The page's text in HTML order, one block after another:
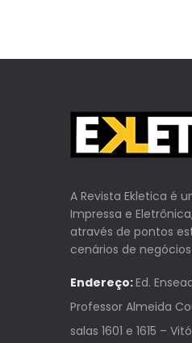
A Revista Ekletica é
Impressa e
através de pontos
cenários de
Endereço:Ed.
Professor Almeida
salas 1601 e 1615 –